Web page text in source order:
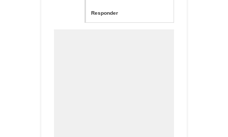
Responder